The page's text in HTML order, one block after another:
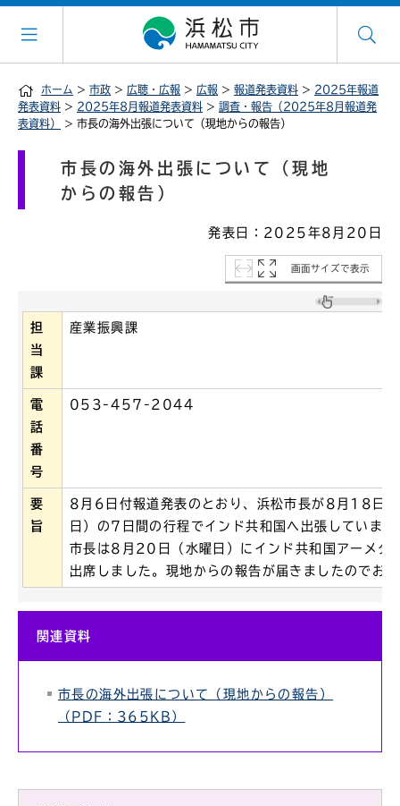
ホーム > 市政 > 広聴・広報 > 広報 > 報道発表資料 > 2025年報道
発表資料 > 2025年8月報道発表資料 > 調査・報告（2025年8月報道発
表資料）
> 市長の海外出張について（現地からの報告）
市長の海外出張について（現地
からの報告）
発表日：2025年8月20日
画面サイズで表示
担
当
課
産業振興課
電
話
番
号
053-457-2044
要
旨
8月6日付報道発表のとおり、浜松市長が8月18日
日）の7日間の行程でインド共和国へ出張しています
市長は8月20日（水曜日）にインド共和国アーメダ
出席しました。現地からの報告が届きましたのでお
関連資料
市長の海外出張について（現地からの報告）
（PDF：365KB）